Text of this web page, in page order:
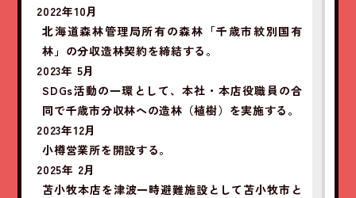
2022年10月
北海道森林管理局所有の森林「千歳市紋別国有
林」の分収造林契約を締結する。
2023年 5月
SDGs活動の一環として、本社・本店役職員の合
同で千歳市分収林への造林（植樹）を実施する。
2023年12月
小樽営業所を開設する。
2025年 2月
苫小牧本店を津波一時避難施設として苫小牧市と